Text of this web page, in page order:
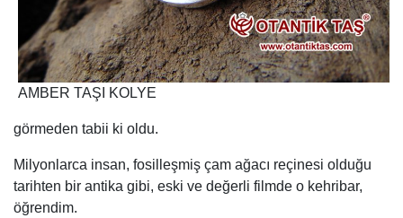
AMBER TAŞI KOLYE
görmeden tabii ki oldu.
Milyonlarca insan, fosilleşmiş çam ağacı reçinesi olduğu
tarihten bir antika gibi, eski ve değerli filmde o kehribar,
öğrendim.